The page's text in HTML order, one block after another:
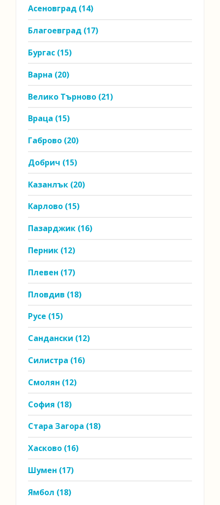
Асеновград (14)
Благоевград (17)
Бургас (15)
Варна (20)
Велико Търново (21)
Враца (15)
Габрово (20)
Добрич (15)
Казанлък (20)
Карлово (15)
Пазарджик (16)
Перник (12)
Плевен (17)
Пловдив (18)
Русе (15)
Сандански (12)
Силистра (16)
Смолян (12)
София (18)
Стара Загора (18)
Хасково (16)
Шумен (17)
Ямбол (18)